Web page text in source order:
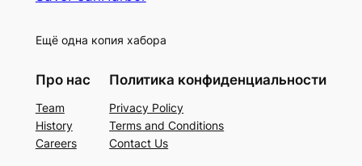
Ещё одна копия хабора
Про нас
Team
History
Careers
Политика конфиденциальности
Privacy Policy
Terms and Conditions
Contact Us